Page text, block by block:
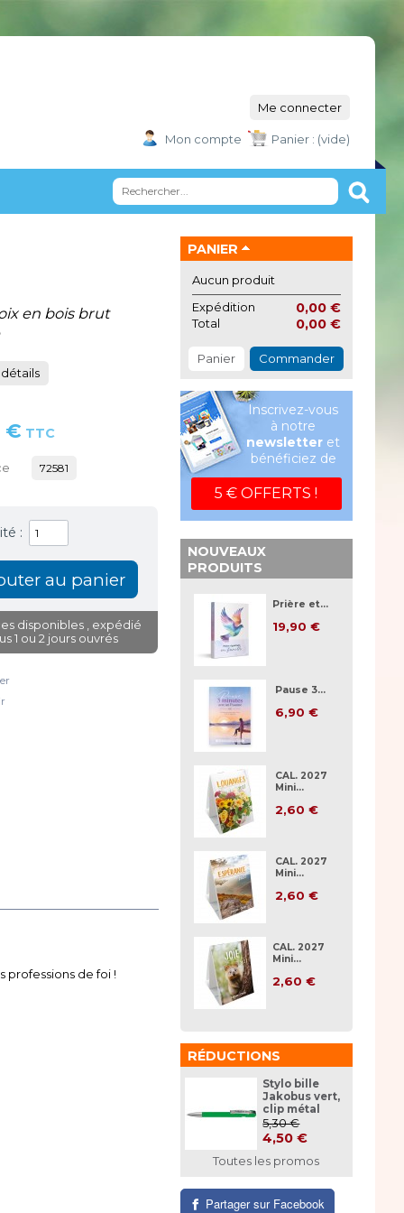
Me connecter
Panier : (vide)
Mon compte
en bois brut
€ TTC
72581
:
disponibles , expédié
1 ou 2 jours ouvrés
professions de foi !
PANIER
Aucun produit
Expédition
0,00 €
Total 0,00 €
Panier Commander
Inscrivez-vous
à notre
newsletter et
bénéficiez de
5 € OFFERTS !
NOUVEAUX
PRODUITS
Prière et...
19,90 €
Pause 3...
6,90 €
CAL. 2027
Mini...
2,60 €
CAL. 2027
Mini...
2,60 €
CAL. 2027
Mini...
2,60 €
RÉDUCTIONS
Stylo bille
Jakobus vert,
clip métal
5,30 €
4,50 €
Toutes les promos
Partager sur Facebook